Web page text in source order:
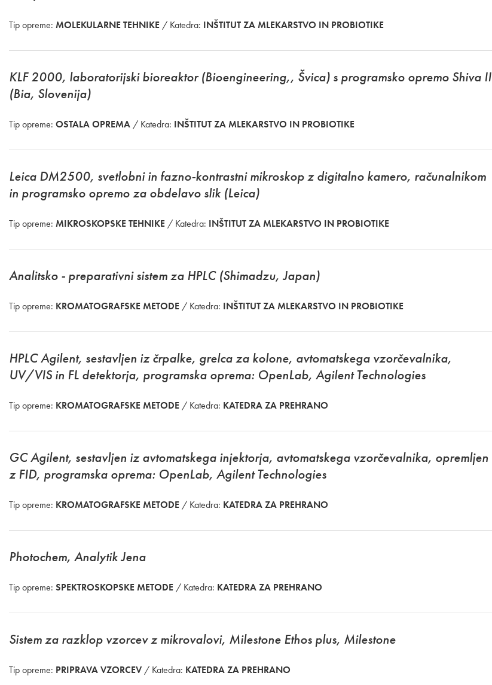
Tip opreme: MOLEKULARNE TEHNIKE / Katedra: INŠTITUT ZA MLEKARSTVO IN PROBIOTIKE
KLF 2000, laboratorijski bioreaktor (Bioengineering,, Švica) s programsko opremo Shiva II
(Bia, Slovenija)
Tip opreme: OSTALA OPREMA / Katedra: INŠTITUT ZA MLEKARSTVO IN PROBIOTIKE
Leica DM2500, svetlobni in fazno-kontrastni mikroskop z digitalno kamero, računalnikom
in programsko opremo za obdelavo slik (Leica)
Tip opreme: MIKROSKOPSKE TEHNIKE / Katedra: INŠTITUT ZA MLEKARSTVO IN PROBIOTIKE
Analitsko - preparativni sistem za HPLC (Shimadzu, Japan)
Tip opreme: KROMATOGRAFSKE METODE / Katedra: INŠTITUT ZA MLEKARSTVO IN PROBIOTIKE
HPLC Agilent, sestavljen iz črpalke, grelca za kolone, avtomatskega vzorčevalnika,
UV/VIS in FL detektorja, programska oprema: OpenLab, Agilent Technologies
Tip opreme: KROMATOGRAFSKE METODE / Katedra: KATEDRA ZA PREHRANO
GC Agilent, sestavljen iz avtomatskega injektorja, avtomatskega vzorčevalnika, opremljen
z FID, programska oprema: OpenLab, Agilent Technologies
Tip opreme: KROMATOGRAFSKE METODE / Katedra: KATEDRA ZA PREHRANO
Photochem, Analytik Jena
Tip opreme: SPEKTROSKOPSKE METODE / Katedra: KATEDRA ZA PREHRANO
Sistem za razklop vzorcev z mikrovalovi, Milestone Ethos plus, Milestone
Tip opreme: PRIPRAVA VZORCEV / Katedra: KATEDRA ZA PREHRANO